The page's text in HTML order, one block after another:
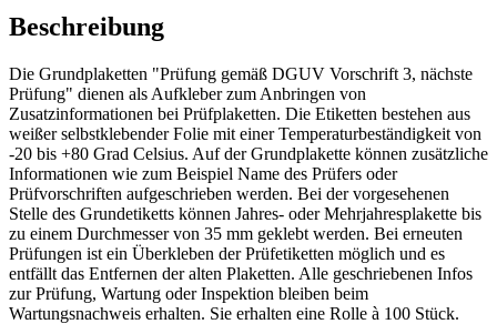
Beschreibung
Die Grundplaketten "Prüfung gemäß DGUV Vorschrift 3, nächste
Prüfung" dienen als Aufkleber zum Anbringen von
Zusatzinformationen bei Prüfplaketten. Die Etiketten bestehen aus
weißer selbstklebender Folie mit einer Temperaturbeständigkeit von
-20 bis +80 Grad Celsius. Auf der Grundplakette können zusätzliche
Informationen wie zum Beispiel Name des Prüfers oder
Prüfvorschriften aufgeschrieben werden. Bei der vorgesehenen
Stelle des Grundetiketts können Jahres- oder Mehrjahresplakette bis
zu einem Durchmesser von 35 mm geklebt werden. Bei erneuten
Prüfungen ist ein Überkleben der Prüfetiketten möglich und es
entfällt das Entfernen der alten Plaketten. Alle geschriebenen Infos
zur Prüfung, Wartung oder Inspektion bleiben beim
Wartungsnachweis erhalten. Sie erhalten eine Rolle à 100 Stück.